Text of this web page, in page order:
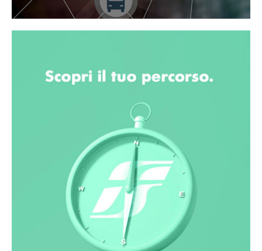
Centro studi
Per lo sviluppo di ricerche sulla